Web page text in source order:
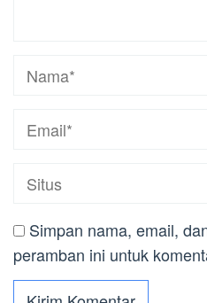
Simpan nama, email,
peramban ini untuk